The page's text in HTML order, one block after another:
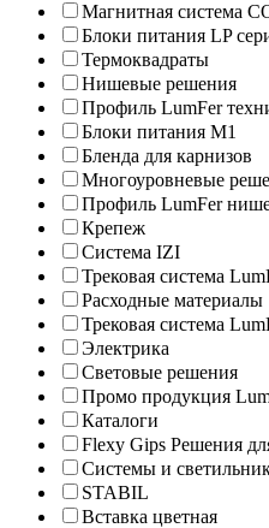
Магнитная система
Блоки питания LP
Термоквадраты
Нишевые решения
Профиль LumFer
Блоки питания M1
Бленда для карнизов
Многоуровневые
Профиль LumFer
Крепеж
Система IZI
Трековая система
Расходные материалы
Трековая система
Электрика
Световые решения
Промо продукция
Каталоги
Flexy Gips Решения
Системы и
STABIL
Вставка цветная